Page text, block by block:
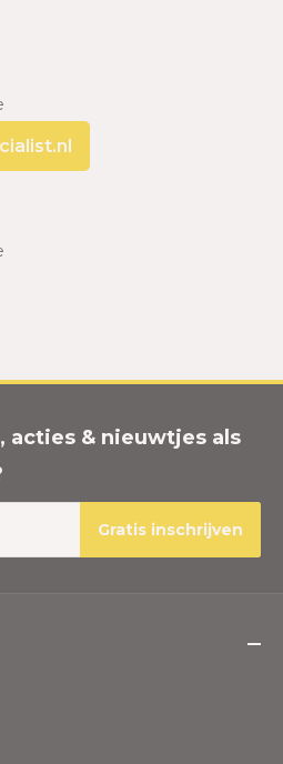
acties & nieuwtjes als
Gratis inschrijven